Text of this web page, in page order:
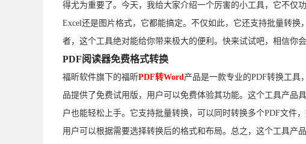
得尤为重要了。今天，我给大家介绍一个厉害的小工具，它不仅
Excel还是图片格式，它都能搞定。不仅如此，它还支持批量转
者，这个工具绝对能给你带来极大的便利。快来试试吧，相信你会
PDF阅读器免费格式转换
福昕软件旗下的福昕PDF转Word产品是一款专业的PDF转换工具
品提供了免费试用版，用户可以免费体验其功能。这个工具产品
户也能轻松上手。它支持批量转换，可以同时转换多个PDF文件
用户可以根据需要选择转换后的格式和布局。总之，这个工具产